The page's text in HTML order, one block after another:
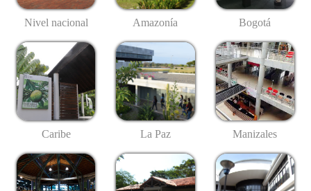
Nivel nacional Amazonía Bogotá
Caribe La Paz Manizales